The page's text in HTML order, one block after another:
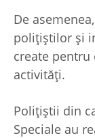
De
polițiștilor și
create pentru
activități.
Polițiștii din
Speciale au